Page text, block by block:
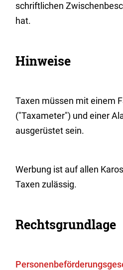
schriftlichen
hat.
Hinweise
Taxen müssen mit einem
("Taxameter") und einer
ausgerüstet sein.
Werbung ist auf allen
Taxen zulässig.
Rechtsgrundlage